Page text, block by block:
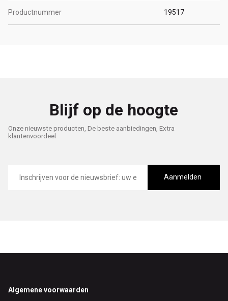
Productnummer 19517
Blijf op de hoogte
Onze nieuwste producten, De beste aanbiedingen, Extra
klantenvoordeel
mailadres
Aanmelden
Footer
Algemene voorwaarden